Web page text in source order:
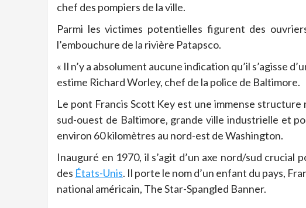
chef des pompiers de la ville.
Parmi les victimes potentielles figurent des
l’embouchure de la rivière Patapsco.
« Il n’y a absolument aucune indication qu’il s’agisse
estime Richard Worley, chef de la police de Baltimore.
Le pont Francis Scott Key est une immense structure
sud-ouest de Baltimore, grande ville industrielle et
environ 60 kilomètres au nord-est de Washington.
Inauguré en 1970, il s’agit d’un axe nord/sud crucial
des États-Unis. Il porte le nom d’un enfant du pays,
national américain, The Star-Spangled Banner.